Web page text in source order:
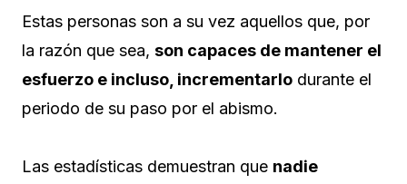
Estas personas son a su vez aquellos que, por
la razón que sea, son capaces de mantener el
esfuerzo e incluso, incrementarlo durante el
periodo de su paso por el abismo.
Las estadísticas demuestran que nadie